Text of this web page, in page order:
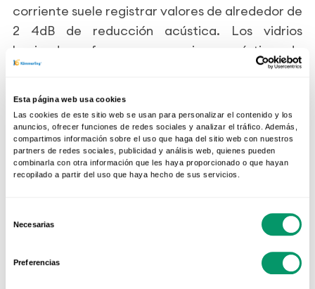
Esta página web usa cookies
Las cookies de este sitio web se usan para personalizar el contenido y los
anuncios, ofrecer funciones de redes sociales y analizar el tráfico. Además,
compartimos información sobre el uso que haga del sitio web con nuestros
partners de redes sociales, publicidad y análisis web, quienes pueden
combinarla con otra información que les haya proporcionado o que hayan
recopilado a partir del uso que haya hecho de sus servicios.
de
Necesarias
Preferencias
corriente suele registrar valores de alrededor de
2 4dB de reducción acústica. Los vidrios
laminados ofrecen una mejora acústica de
entre 2 y 3 dB. Sin embargo si tenemos en
magnitud logarítmica, una pequeña reducción
en dB puede suponer una diferencia notable en
nuestra percepción del ruido. Por ejemplo, si
reducimos ésta en 10 dBA el oído humano lo
Consulta también el valor "R" y si tienes
problemas de ruido exige siempre valores a